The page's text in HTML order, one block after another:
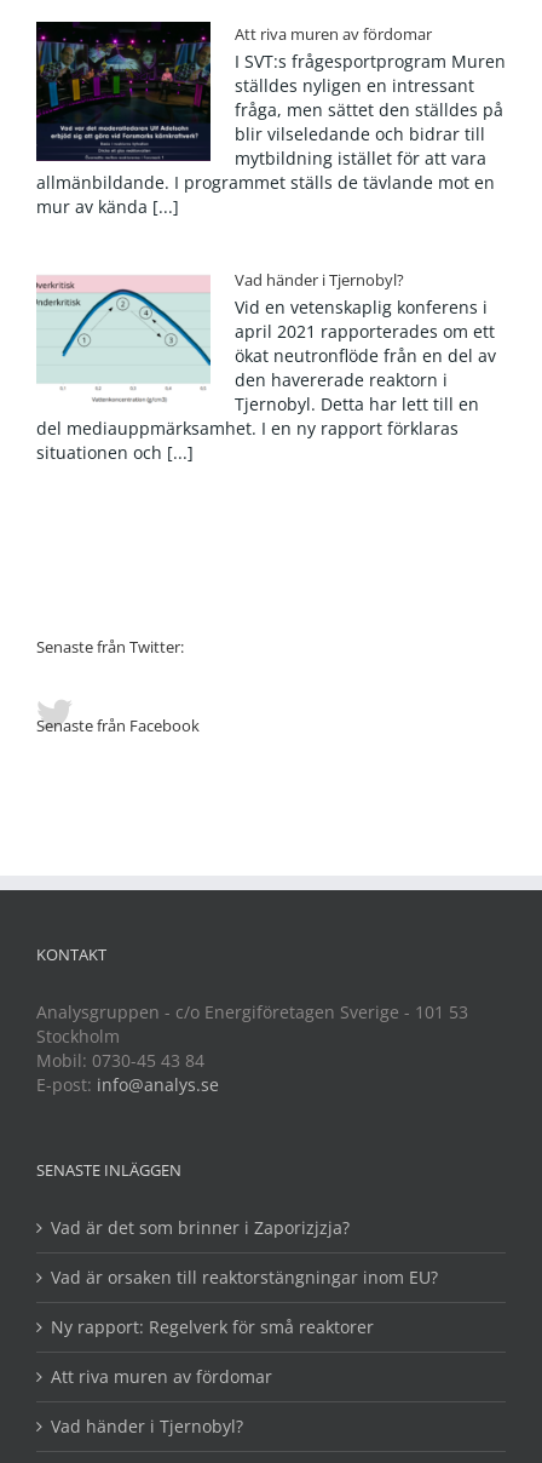
Att riva muren av fördomar
I SVT:s frågesportprogram Muren
ställdes nyligen en intressant
fråga, men sättet den ställdes på
blir vilseledande och bidrar till
mytbildning istället för att vara
allmänbildande. I programmet ställs de tävlande mot en
mur av kända [...]
Vad händer i Tjernobyl?
Vid en vetenskaplig konferens i
april 2021 rapporterades om ett
ökat neutronflöde från en del av
den havererade reaktorn i
Tjernobyl. Detta har lett till en
del mediauppmärksamhet. I en ny rapport förklaras
situationen och [...]
Senaste från Twitter:
Senaste från Facebook
KONTAKT
Analysgruppen - c/o Energiföretagen Sverige - 101 53
Stockholm
Mobil: 0730-45 43 84
E-post: info@analys.se
SENASTE INLÄGGEN
Vad är det som brinner i Zaporizjzja?
Vad är orsaken till reaktorstängningar inom EU?
Ny rapport: Regelverk för små reaktorer
Att riva muren av fördomar
Vad händer i Tjernobyl?